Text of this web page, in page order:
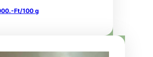
Ft/100 g